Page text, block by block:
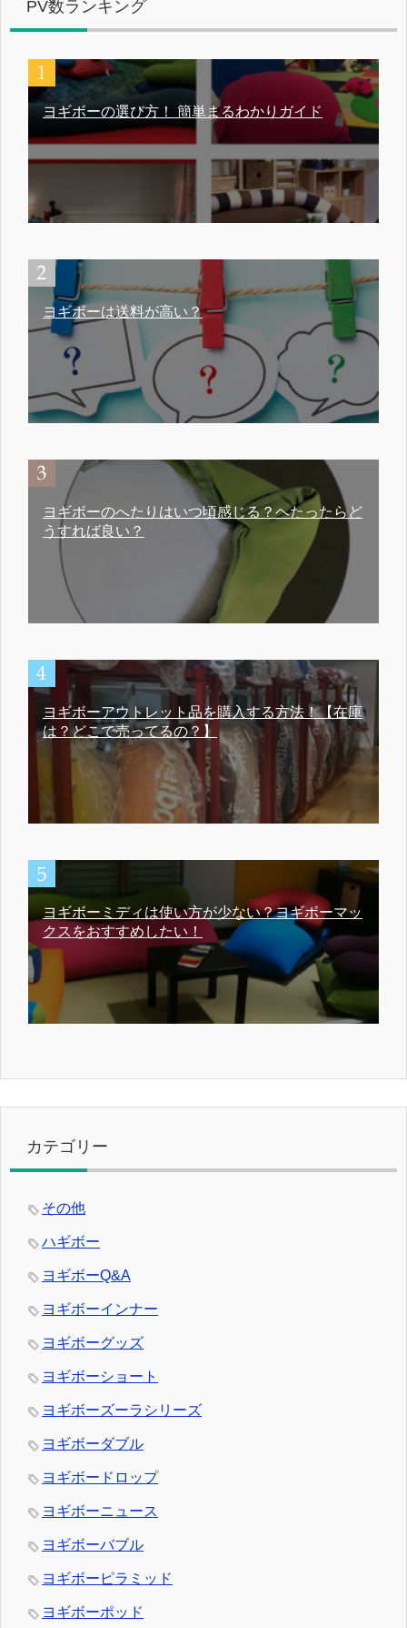
PV数ランキング
ヨギボーの選び方！ 簡単まるわかりガイド
ヨギボーは送料が高い？
ヨギボーのへたりはいつ頃感じる？ヘたったらど
うすれば良い？
ヨギボーアウトレット品を購入する方法！【在庫
は？どこで売ってるの？】
ヨギボーミディは使い方が少ない？ヨギボーマッ
クスをおすすめしたい！
カテゴリー
その他
ハギボー
ヨギボーQ&A
ヨギボーインナー
ヨギボーグッズ
ヨギボーショート
ヨギボーズーラシリーズ
ヨギボーダブル
ヨギボードロップ
ヨギボーニュース
ヨギボーバブル
ヨギボーピラミッド
ヨギボーポッド